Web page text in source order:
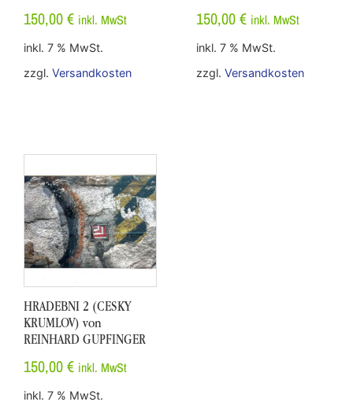
150,00€ inkl. MwSt
inkl. 7 % MwSt.
zzgl. Versandkosten
150,00€ inkl. MwSt
inkl. 7 % MwSt.
zzgl. Versandkosten
HRADEBNI 2 (CESKY
KRUMLOV) von
REINHARD GUPFINGER
150,00€ inkl. MwSt
inkl. 7 % MwSt.